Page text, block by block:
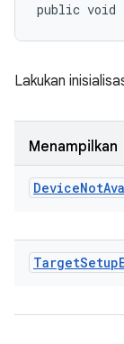
public void
Lakukan
Menampilkan
DeviceNot
TargetSetup